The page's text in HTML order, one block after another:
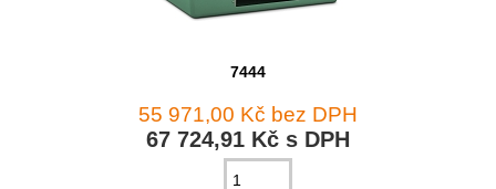
7444
55 971,00 Kč bez DPH
67 724,91 Kč s DPH